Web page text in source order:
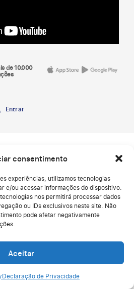
consentimento
experiências, utilizamos tecnologias
e/ou acessar informações do dispositivo.
nos permitirá processar dados
ou IDs exclusivos neste site. Não
pode afetar negativamente
Aceitar
Declaração de Privacidade
de 10.000
Entrar
sobre a Humand?
com você em breve.